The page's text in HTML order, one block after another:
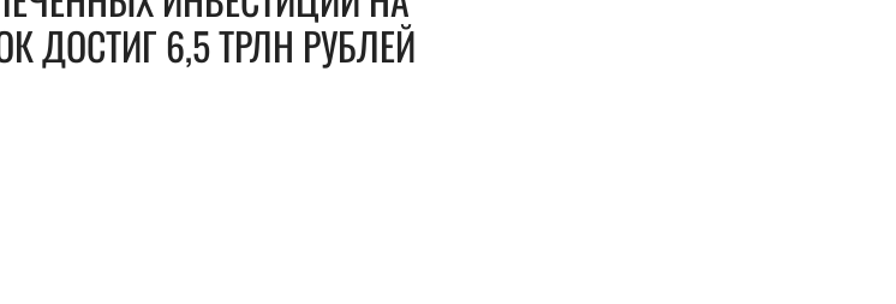
ДОСТИГ 6,5 ТРЛН РУБЛЕЙ